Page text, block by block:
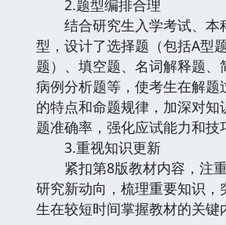
2.题型编排合理
结合研究生入学考试、本
型，设计了选择题（包括A型
题）、填空题、名词解释题、
病例分析题等，使考生在解题
的特点和命题规律，加深对知
题准确率，强化应试能力和技
3.重视知识更新
紧扣第8版教材内容，注重
研究新动向，梳理重要知识，
生在较短时间掌握教材的关键